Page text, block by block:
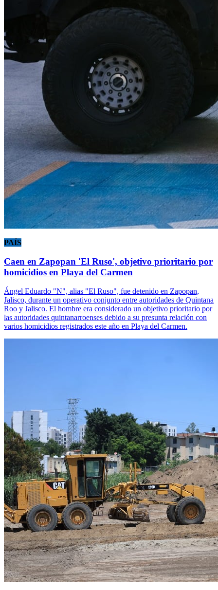
PAÍS
Caen en Zapopan 'El Ruso', objetivo prioritario por
homicidios en Playa del Carmen
Ángel Eduardo "N", alias "El Ruso", fue detenido en Zapopan,
Jalisco, durante un operativo conjunto entre autoridades de Quintana
Roo y Jalisco. El hombre era considerado un objetivo prioritario por
las autoridades quintanarroenses debido a su presunta relación con
varios homicidios registrados este año en Playa del Carmen.